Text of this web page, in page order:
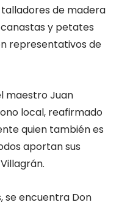
de madera
y petates
representativos de
maestro Juan
local, reafirmado
quien también es
aportan sus
se encuentra Don